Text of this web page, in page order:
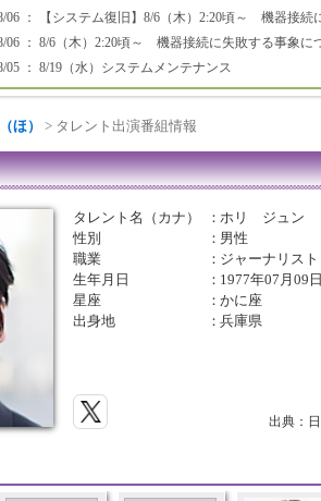
06 ： 【システム復旧】8/6（木）2:20頃～ 機器接続
06 ： 8/6（木）2:20頃～ 機器接続に失敗する事象に
05 ： 8/19（水）システムメンテナンス
ほ） > タレント出演番組情報
タレント名（カナ） ：ホリ ジュン
性別
： 男性
職業
： ジャーナリス
生年月日
： 1977年07月09
星座
：かに座
出身地
：兵庫県
出典：